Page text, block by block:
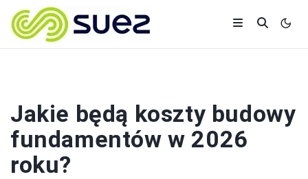
Jakie będą koszty budowy
fundamentów w 2026
roku?